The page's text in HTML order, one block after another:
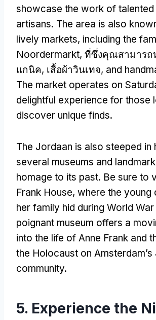
showcase the work of talented
artisans. The area is also
lively markets, including the
Noordermarkt, ที่ซึ่งคุณสามารถ
แกนิค, เสื้อผ้าวินเทจ, and
The market operates on
delightful experience for those
discover unique finds.
The Jordaan is also steeped in
several museums and
homage to its past. Be sure to
Frank House, where the young
her family hid during World War
poignant museum offers a
into the life of Anne Frank and
the Holocaust on Amsterdam’s
community.
5. Experience the